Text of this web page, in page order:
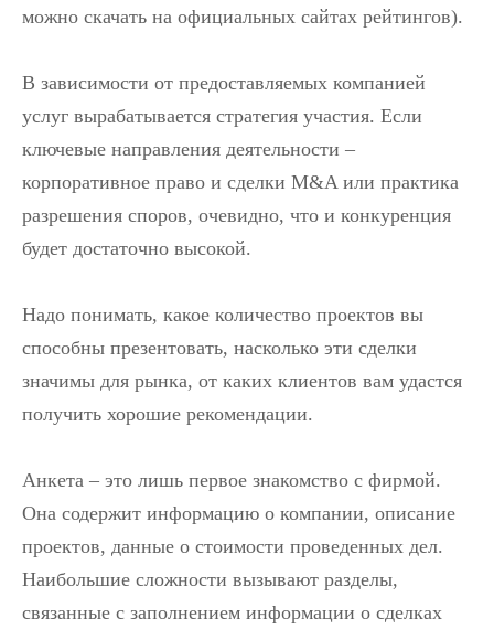
можно скачать на официальных сайтах рейтингов).
В зависимости от предоставляемых компанией
услуг вырабатывается стратегия участия. Если
ключевые направления деятельности –
корпоративное право и сделки M&A или практика
разрешения споров, очевидно, что и конкуренция
будет достаточно высокой.
Надо понимать, какое количество проектов вы
способны презентовать, насколько эти сделки
значимы для рынка, от каких клиентов вам удастся
получить хорошие рекомендации.
Анкета – это лишь первое знакомство с фирмой.
Она содержит информацию о компании, описание
проектов, данные о стоимости проведенных дел.
Наибольшие сложности вызывают разделы,
связанные с заполнением информации о сделках